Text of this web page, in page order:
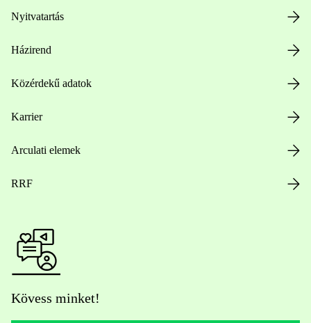
Nyitvatartás
Házirend
Közérdekű adatok
Karrier
Arculati elemek
RRF
Kövess minket!